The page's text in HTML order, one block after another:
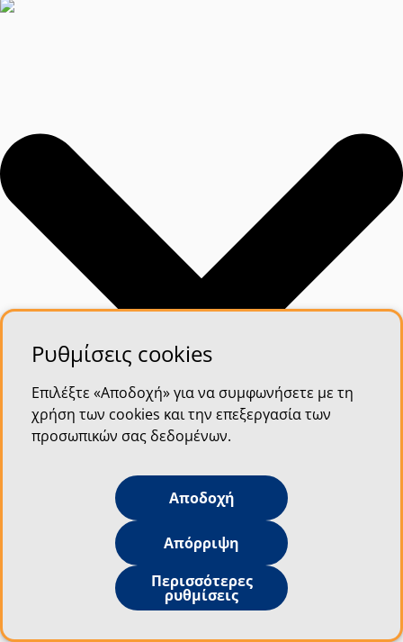
Ρυθμίσεις cookies
Επιλέξτε «Αποδοχή» για να συμφωνήσετε με τη
χρήση των cookies και την επεξεργασία των
προσωπικών σας δεδομένων.
Αποδοχή
Απόρριψη
Περισσότερες
ρυθμίσεις